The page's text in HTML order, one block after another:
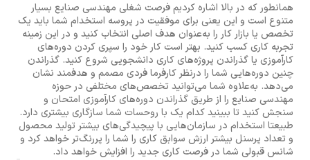
همانطور که در بالا اشاره کردیم فرصت شغلی مهندسی صنایع بسیار
متنوع است و این یعنی برای موفقیت در پروسه استخدام شما باید یک
تخصص یا بازار کار را به‌عنوان هدف اصلی انتخاب کنید و در این زمینه
تجربه کاری کسب کنید. بهتر است کار خود را سپری کردن دوره‌های
کارآموزی یا گذراندن پروژه‌های کاری دانشجویی شروع کنید. گذراندن
چنین دوره‌هایی شما را درنظر کارفرما فردی مصمم و هدفمند نشان
می‌دهد. به‌علاوه شما می‌توانید تخصص‌های مختلفی در حوزه
مهندسی صنایع را از طریق گذراندن دوره‌های کارآموزی امتحان و
سنجش کنید تا ببینید کدام یک با روحسات شما سازگاری بیشتری دارد.
طبیعتا استخدام در سازمان‌هایی با پیچیدگی‌های بیشتر تولید محصول
و تعداد پرسنل بیشتر ارزش سوابق کاری را شما را پررنگ‌تر خواهد کرد و
شانس قبولی شما در فرصت کاری جدید را افزایش خواهد داد.